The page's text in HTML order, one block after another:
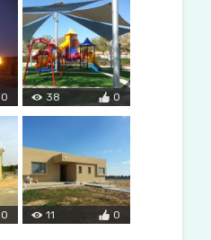
38 0
0
11 0
0